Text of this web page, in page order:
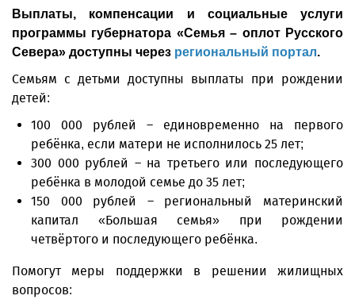
Выплаты, компенсации и социальные услуги
программы губернатора «Семья – оплот Русского
Севера» доступны через региональный портал.
Семьям с детьми доступны выплаты при рождении
детей:
100 000 рублей – единовременно на первого
ребёнка, если матери не исполнилось 25 лет;
300 000 рублей – на третьего или последующего
ребёнка в молодой семье до 35 лет;
150 000 рублей – региональный материнский
капитал «Большая семья» при рождении
четвёртого и последующего ребёнка.
Помогут меры поддержки в решении жилищных
вопросов: